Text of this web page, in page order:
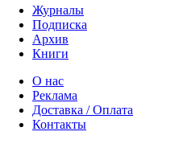
Журналы
Подписка
Архив
Книги
О нас
Реклама
Доставка / Оплата
Контакты